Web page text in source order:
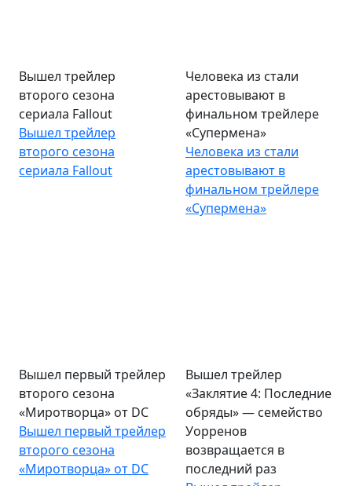
Вышел трейлер
второго сезона
сериала Fallout
Вышел трейлер
второго сезона
сериала Fallout
Человека из стали
арестовывают в
финальном трейлере
«Супермена»
Человека из стали
арестовывают в
финальном трейлере
«Супермена»
Вышел первый трейлер
второго сезона
«Миротворца» от DC
Вышел первый трейлер
второго сезона
«Миротворца» от DC
Вышел трейлер
«Заклятие 4: Последние
обряды» — семейство
Уорренов
возвращается в
последний раз